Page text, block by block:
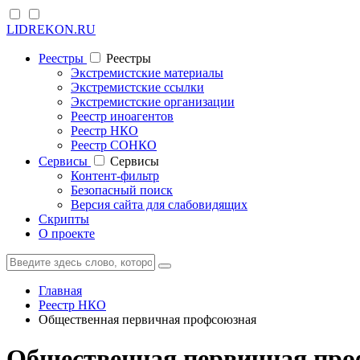
LIDREKON.RU
Реестры
Реестры
Экстремистские материалы
Экстремистские ссылки
Экстремистские организации
Реестр иноагентов
Реестр НКО
Реестр СОНКО
Cервисы
Cервисы
Контент-фильтр
Безопасный поиск
Версия сайта для слабовидящих
Скрипты
О проекте
Главная
Реестр НКО
Общественная первичная профсоюзная